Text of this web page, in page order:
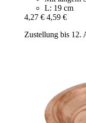
L: 19 cm
4,27 € 4,59 €
Zustellung bis 12.